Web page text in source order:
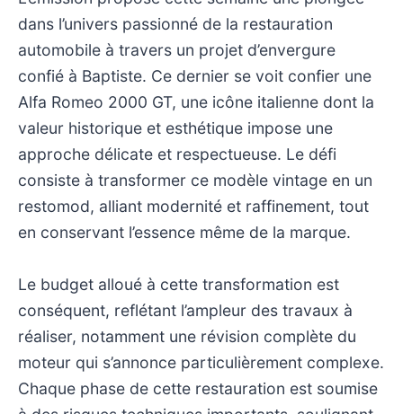
dans l’univers passionné de la restauration
automobile à travers un projet d’envergure
confié à Baptiste. Ce dernier se voit confier une
Alfa Romeo 2000 GT, une icône italienne dont la
valeur historique et esthétique impose une
approche délicate et respectueuse. Le défi
consiste à transformer ce modèle vintage en un
restomod, alliant modernité et raffinement, tout
en conservant l’essence même de la marque.
Le budget alloué à cette transformation est
conséquent, reflétant l’ampleur des travaux à
réaliser, notamment une révision complète du
moteur qui s’annonce particulièrement complexe.
Chaque phase de cette restauration est soumise